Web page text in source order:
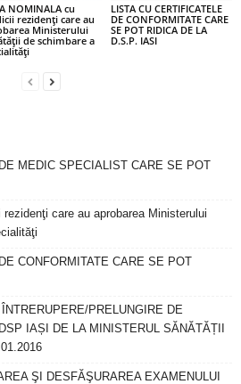
NOMINALA cu
rezidenţi care au
Ministerului
de schimbare a
LISTA CU CERTIFICATELE
DE CONFORMITATE CARE
SE POT RIDICA DE LA
D.S.P. IASI
MEDIC SPECIALIST CARE SE POT
care au aprobarea Ministerului
CONFORMITATE CARE SE POT
PRELUNGIRE DE
IAȘI DE LA MINISTERUL SĂNĂTĂȚII
ŞI DESFĂŞURAREA EXAMENULUI